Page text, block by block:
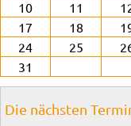
10
11
17
18
24
25
31
Die nächsten